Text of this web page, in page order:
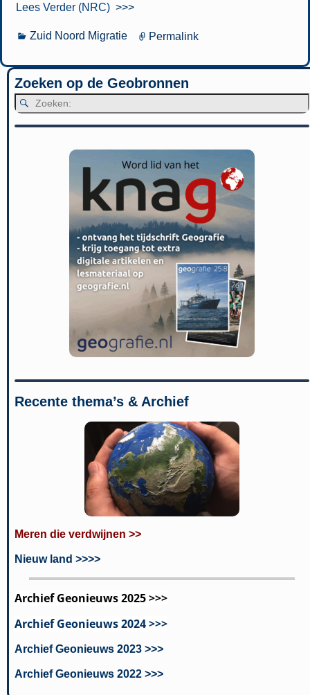
Lees Verder (NRC) >>>
Zuid Noord Migratie Permalink
Zoeken op de Geobronnen
Recente thema’s & Archief
Meren die verdwijnen >>
Nieuw land >>>>
Archief Geonieuws 2025 >>>
Archief Geonieuws 2024 >>>
Archief Geonieuws 2023 >>>
Archief Geonieuws 2022 >>>